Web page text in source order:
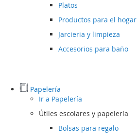
Platos
Productos para el hogar
Jarcieria y limpieza
Accesorios para baño
Papelería
Ir a Papelería
Útiles escolares y papelería
Bolsas para regalo